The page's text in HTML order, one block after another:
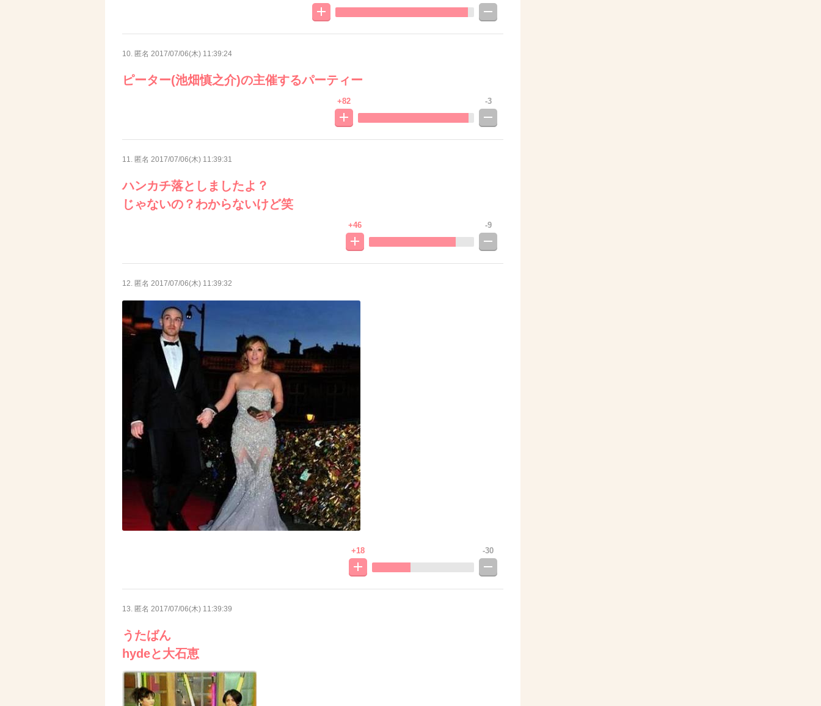
10. 匿名 2017/07/06(木) 11:39:24
ピーター(池畑慎之介)の主催するパーティー
+82 -3
11. 匿名 2017/07/06(木) 11:39:31
ハンカチ落としましたよ？
じゃないの？わからないけど笑
+46 -9
12. 匿名 2017/07/06(木) 11:39:32
+18 -30
13. 匿名 2017/07/06(木) 11:39:39
うたばん
hydeと大石恵